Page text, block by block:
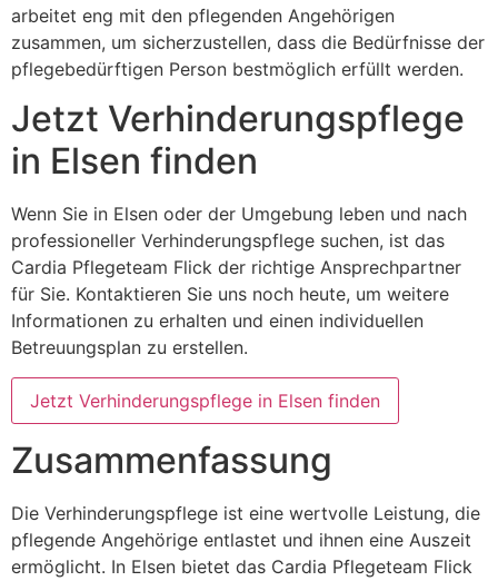
arbeitet eng mit den pflegenden Angehörigen
zusammen, um sicherzustellen, dass die Bedürfnisse der
pflegebedürftigen Person bestmöglich erfüllt werden.
Jetzt Verhinderungspflege
in Elsen finden
Wenn Sie in Elsen oder der Umgebung leben und nach
professioneller Verhinderungspflege suchen, ist das
Cardia Pflegeteam Flick der richtige Ansprechpartner
für Sie. Kontaktieren Sie uns noch heute, um weitere
Informationen zu erhalten und einen individuellen
Betreuungsplan zu erstellen.
Jetzt Verhinderungspflege in Elsen finden
Zusammenfassung
Die Verhinderungspflege ist eine wertvolle Leistung, die
pflegende Angehörige entlastet und ihnen eine Auszeit
ermöglicht. In Elsen bietet das Cardia Pflegeteam Flick